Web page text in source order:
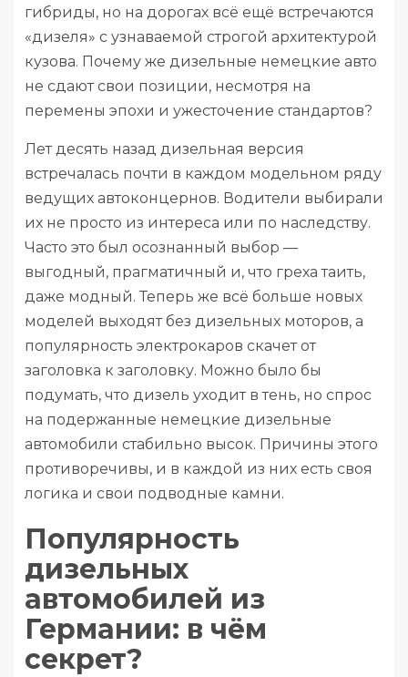
гибриды, но на дорогах всё ещё встречаются
«дизеля» с узнаваемой строгой архитектурой
кузова. Почему же дизельные немецкие авто
не сдают свои позиции, несмотря на
перемены эпохи и ужесточение стандартов?
Лет десять назад дизельная версия
встречалась почти в каждом модельном ряду
ведущих автоконцернов. Водители выбирали
их не просто из интереса или по наследству.
Часто это был осознанный выбор —
выгодный, прагматичный и, что греха таить,
даже модный. Теперь же всё больше новых
моделей выходят без дизельных моторов, а
популярность электрокаров скачет от
заголовка к заголовку. Можно было бы
подумать, что дизель уходит в тень, но спрос
на подержанные немецкие дизельные
автомобили стабильно высок. Причины этого
противоречивы, и в каждой из них есть своя
логика и свои подводные камни.
Популярность
дизельных
автомобилей из
Германии: в чём
секрет?